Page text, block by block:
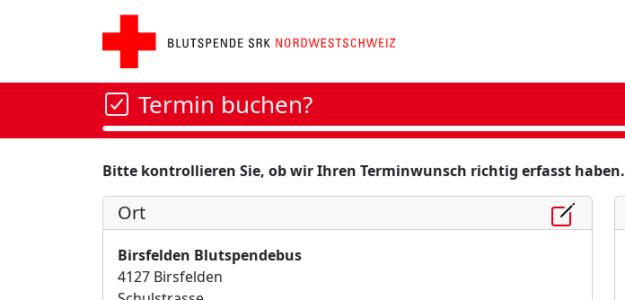
Termin buchen?
Bitte kontrollieren Sie, ob wir Ihren Terminwunsch richtig erfasst haben.
Ort
Birsfelden Blutspendebus
4127 Birsfelden